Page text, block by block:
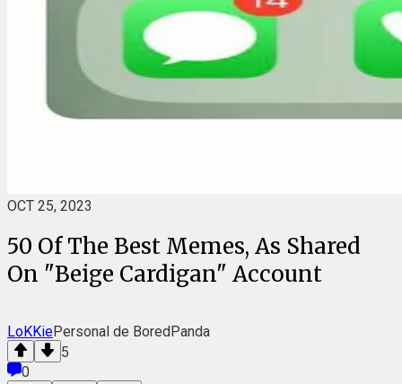
OCT 25, 2023
50 Of The Best Memes, As Shared
On "Beige Cardigan" Account
LoKKiePersonal de BoredPanda
5
0